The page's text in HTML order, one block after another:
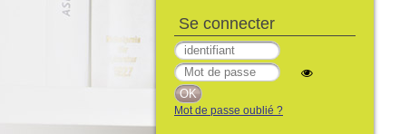
Se connecter
Mot de passe oublié ?